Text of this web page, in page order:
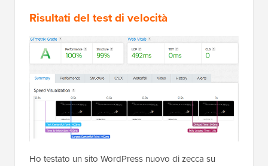
Risultati del test di velocità
Ho testato un sito WordPress nuovo di zecca su